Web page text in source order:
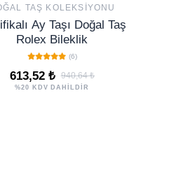
TAŞ KOLEKSIYONU
Ay Taşı Doğal Taş
Rolex Bileklik
(6)
613,52 ₺ 940,64 ₺
%20 KDV DAHİLDİR